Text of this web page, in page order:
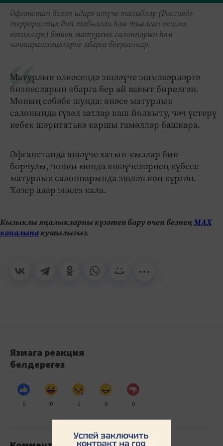
Әфганстан белән идарә итүче талиблар (Россиядә
террористик дип табылган һәм тыелган оешма
вәкилләре) бөтен матурлык салоннарын һәм
чәчтарашханәләрне ябарга боерганнар.
Матурлык өлкәсендә эшләүче эшмәкәрләргә
бизнесларын ябарга бер ай вакыт бирелгән.
Моның сәбәбе шунда: янәсе матурлык
салонында гүзәл затлар каш йолкыту, чәч үстерү
кебек шәригатькә каршы гамәлләр башкара.
Әфганстанда яшәүче хатын-кызлар бик
борчулы, чөнки монда яшәүчеләрнең күбесе
матурлык салоннарында эшләп көн күргән.
Хәзер алар эшсез кала.
Кызыклы яңалыкларны күзәтеп бару өчен безнеңМАХ
каналынакушылыгыз.
Язмага реакция
белдерегез
0 0 0 0 0